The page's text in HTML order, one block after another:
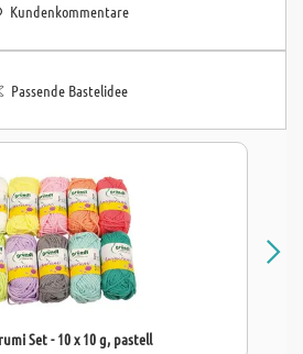
Kundenkommentare
Passende Bastelidee
Set - 10 x 10 g, pastell